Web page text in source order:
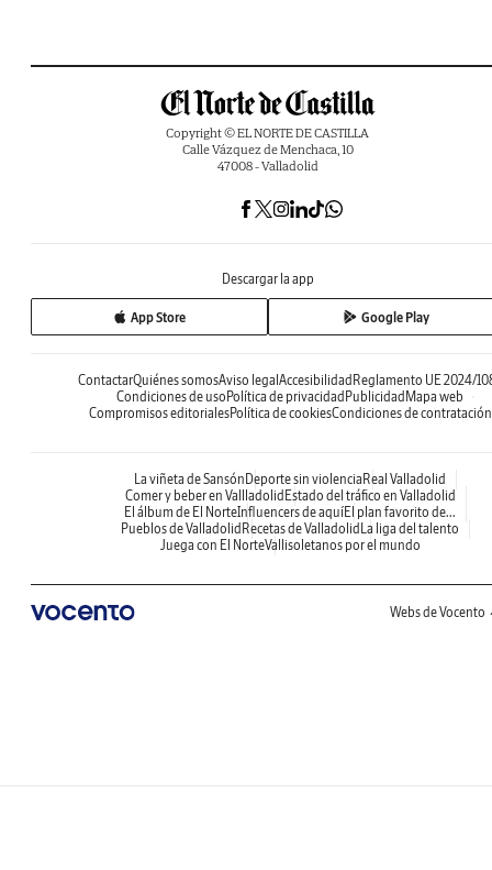
Copyright © EL NORTE DE CASTILLA
Calle Vázquez de Menchaca, 10
47008 - Valladolid
Descargar la app
App Store Google Play
ContactarQuiénes somosAviso legal Accesibilidad Reglamento UE 2024/
Condiciones de uso Política de privacidad Publicidad Mapa web
Compromisos editorialesPolítica de cookiesCondiciones de contratación
La viñeta de Sansón Deporte sin violencia Real Valladolid
Comer y beber en Vallladolid Estado del tráfico en Valladolid
El álbum de El NorteInfluencers de aquíEl plan favorito de...
Pueblos de Valladolid Recetas de Valladolid La liga del talento
Juega con El NorteVallisoletanos por el mundo
Webs de Vocento